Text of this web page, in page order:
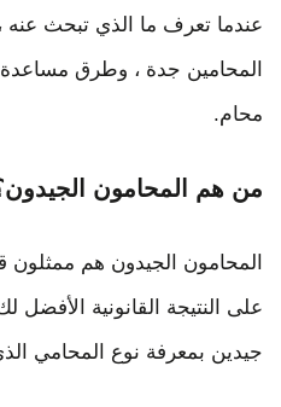
عندما تعرف ما الذي تبحث عنه
المحامين جدة ، وطرق
محام.
من هم المحامون
المحامون الجيدون هم ممثلون
على النتيجة القانونية الأفضل
جيدين بمعرفة نوع المحامي